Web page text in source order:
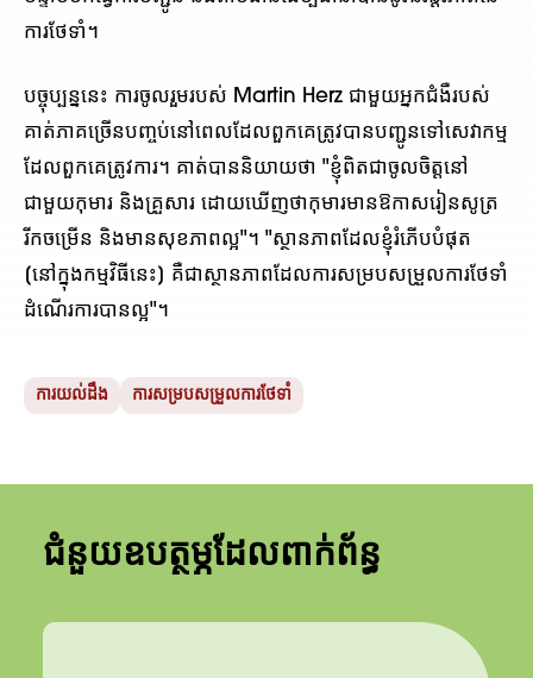
ការថែទាំ។
បច្ចុប្បន្ននេះ ការចូលរួមរបស់ Martin Herz ជាមួយអ្នកជំងឺរបស់
គាត់ភាគច្រើនបញ្ចប់នៅពេលដែលពួកគេត្រូវបានបញ្ជូនទៅសេវាកម្ម
ដែលពួកគេត្រូវការ។ គាត់បាននិយាយថា "ខ្ញុំពិតជាចូលចិត្តនៅ
ជាមួយកុមារ និងគ្រួសារ ដោយឃើញថាកុមារមានឱកាសរៀនសូត្រ
រីកចម្រើន និងមានសុខភាពល្អ"។ "ស្ថានភាពដែលខ្ញុំរំភើបបំផុត
[នៅក្នុងកម្មវិធីនេះ] គឺជាស្ថានភាពដែលការសម្របសម្រួលការថែទាំ
ដំណើរការបានល្អ"។
ការយល់ដឹង ការសម្របសម្រួលការថែទាំ
ជំនួយឧបត្ថម្ភដែលពាក់ព័ន្ធ